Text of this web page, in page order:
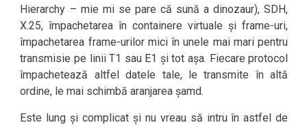
Hierarchy – mie mi se pare că sună a dinozaur), SDH,
X.25, împachetarea în containere virtuale și frame-uri,
împachetarea frame-urilor mici în unele mai mari pentru
transmisie pe linii T1 sau E1 și tot așa. Fiecare protocol
împachetează altfel datele tale, le transmite în altă
ordine, le mai schimbă aranjarea șamd.
Este lung și complicat și nu vreau să intru în astfel de